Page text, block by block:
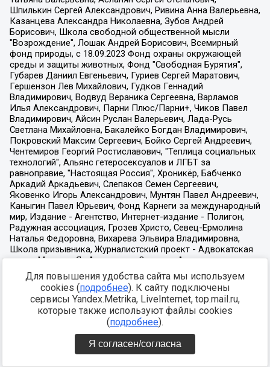
Для повышения удобства сайта мы используем
cookies (подробнее). К сайту подключены
сервисы Yandex.Metrika, LiveInternet, top.mail.ru,
которые также используют файлы cookies
(подробнее).
Я согласен/согласна